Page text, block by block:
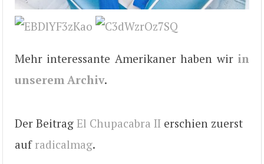
Mehr interessante Amerikaner haben wir in
unserem Archiv.
Der Beitrag El Chupacabra II erschien zuerst
auf radicalmag.